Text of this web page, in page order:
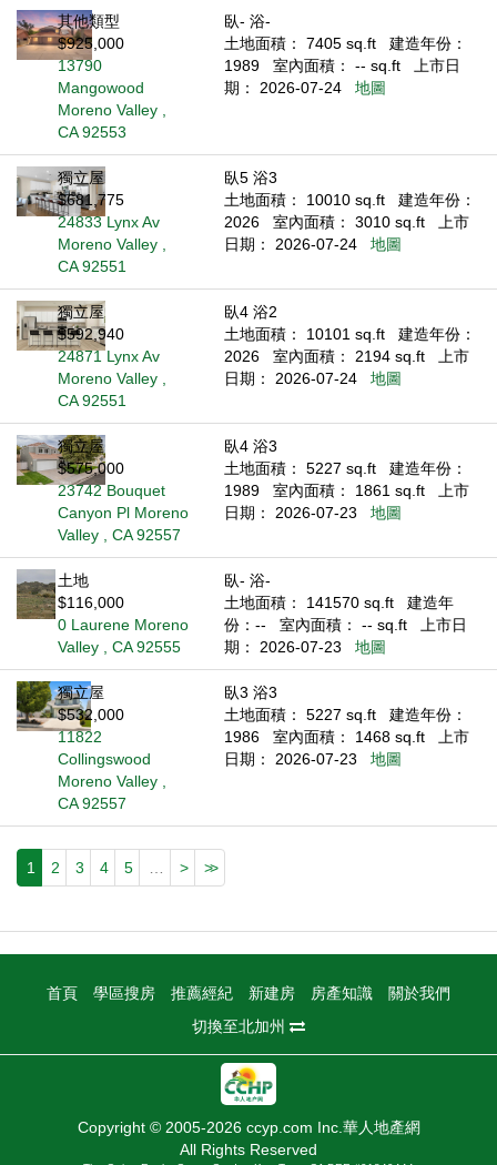
其他類型
$925,000
13790
Mangowood
Moreno Valley ,
CA 92553
臥- 浴-
土地面積： 7405 sq.ft
建造年份：
1989
室內面積： -- sq.ft
上市日
期： 2026-07-24
地圖
獨立屋
$681,775
24833 Lynx Av
Moreno Valley ,
CA 92551
臥5 浴3
土地面積： 10010 sq.ft
建造年份：
2026
室內面積： 3010 sq.ft
上市
日期： 2026-07-24
地圖
獨立屋
$592,940
24871 Lynx Av
Moreno Valley ,
CA 92551
臥4 浴2
土地面積： 10101 sq.ft
建造年份：
2026
室內面積： 2194 sq.ft
上市
日期： 2026-07-24
地圖
獨立屋
$575,000
23742 Bouquet
Canyon Pl Moreno
Valley , CA 92557
臥4 浴3
土地面積： 5227 sq.ft
建造年份：
1989
室內面積： 1861 sq.ft
上市
日期： 2026-07-23
地圖
土地
$116,000
0 Laurene Moreno
Valley , CA 92555
臥- 浴-
土地面積： 141570 sq.ft
建造年
份：--
室內面積： -- sq.ft
上市日
期： 2026-07-23
地圖
獨立屋
$532,000
11822
Collingswood
Moreno Valley ,
CA 92557
臥3 浴3
土地面積： 5227 sq.ft
建造年份：
1986
室內面積： 1468 sq.ft
上市
日期： 2026-07-23
地圖
1 2 3 4 5 > >>
首頁 學區搜房 推薦經紀 新建房 房產知識
關於我們
切換至北加州
Copyright © 2005-2026 ccyp.com Inc.華人地產網
All Rights Reserved